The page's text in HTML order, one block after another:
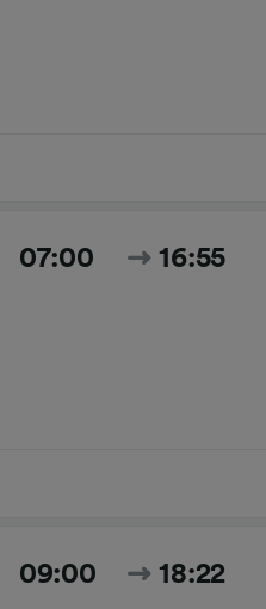
07:00 16:55
09:00 18:22